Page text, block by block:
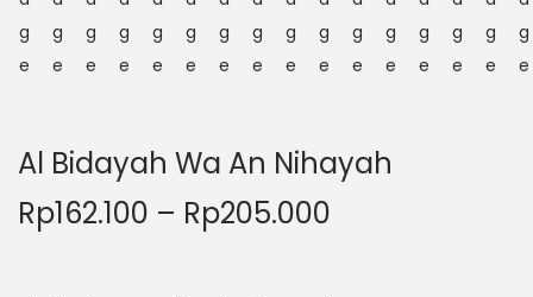
Al Bidayah Wa An Nihayah
Rp162.100 – Rp205.000